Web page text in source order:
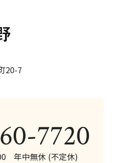
20-7
7720
年中無休 (不定休)